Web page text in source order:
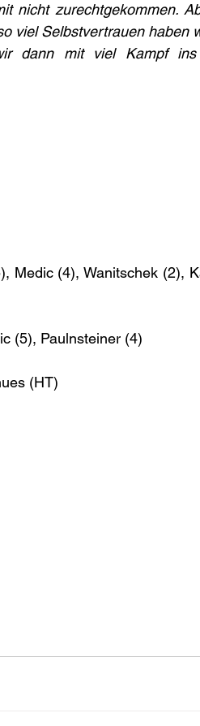
nicht zurechtgekommen.
viel Selbstvertrauen haben
dann mit viel Kampf
Medic (4), Wanitschek (2),
(5), Paulnsteiner (4)
(HT)